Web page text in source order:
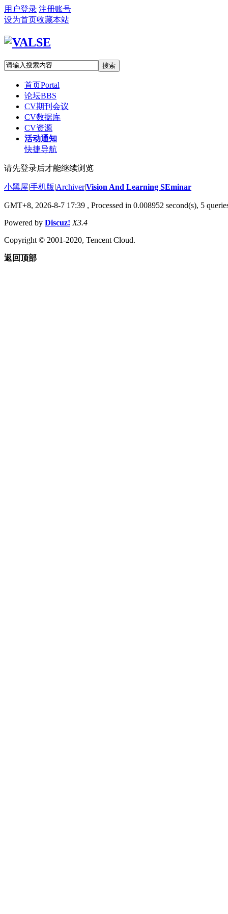
用户登录 注册账号
设为首页收藏本站
搜索
首页Portal
论坛BBS
CV期刊会议
CV数据库
CV资源
活动通知
快捷导航
请先登录后才能继续浏览
小黑屋|手机版|Archiver|Vision And Learning SEminar
GMT+8, 2026-8-7 17:39 , Processed in 0.008952 second(s), 5
Powered by Discuz! X3.4
Copyright © 2001-2020, Tencent Cloud.
返回顶部